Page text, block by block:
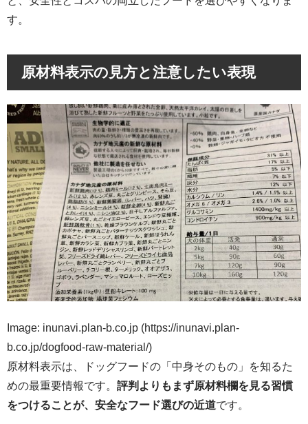
す。
原材料表示の見方と注意したい表現
Image: inunavi.plan-b.co.jp (https://inunavi.plan-
b.co.jp/dogfood-raw-material/)
原材料表示は、ドッグフードの「中身そのもの」を知るた
めの最重要情報です。 評判よりもまず原材料欄を見る習慣
をつけることが、安全なフード選びの近道です。